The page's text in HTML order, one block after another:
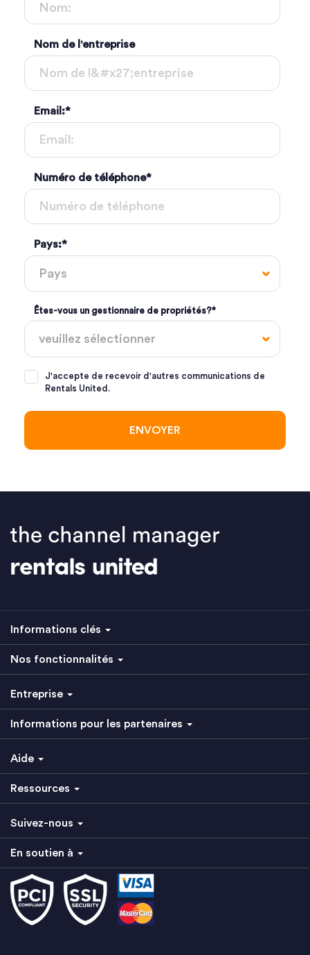
Nom de l'entreprise
Email:*
Numéro de téléphone*
Pays:*
Êtes-vous un gestionnaire de propriétés?*
J'accepte de recevoir d'autres communications de
Rentals United.
Informations clés
Nos fonctionnalités
Entreprise
Informations pour les partenaires
Aide
Ressources
Suivez-nous
En soutien à